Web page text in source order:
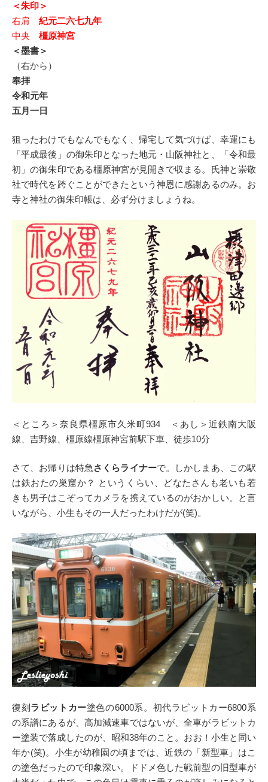
＜朱印＞
右肩 紀元二六七九年
中央 橿原神宮
＜墨書＞
（右から）
奉拝
令和元年
五月一日
狙ったわけでもなんでもなく、帰宅して気づけば、幸運にも
「平成最後」の御朱印となった地元・山阪神社と、「令和最
初」の御朱印である橿原神宮が見開きで収まる。氏神と崇敬
社で時代を跨ぐことができたという神恩に感謝あるのみ。お
寺と神社の御朱印帳は、必ず分けましょうね。
＜ところ＞奈良県橿原市久米町934 ＜あし＞近鉄南大阪
線、吉野線、橿原線橿原神宮前駅下車、徒歩10分
さて、お帰りは特急 さくらライナーで。しかしまあ、この駅
は鉄おたの巣窟か？ というくらい、どなたさんも老いも若
きも男子はこぞってカメラを携えているのがおかしい。と言
いながら、小生もその一人だったわけだが(笑)。
復刻 ラビットカー塗色の6000系。初代ラビットカー6800系
の系譜にあるが、高加減速車ではないが、全車がラビットカ
ー塗装で落成したのが、昭和38年のこと。おお！小生と同い
年か(笑)。小生が幼稚園の頃までは、近鉄の「新型車」はこ
の塗色だったので印象深い。ドドメ色した戦前型の旧型車が